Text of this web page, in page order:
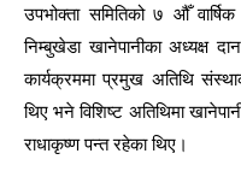
उपभोक्ता समितिको ७ औँ
निम्बुखेडा खानेपानीका अध्यक्ष
कार्यक्रममा प्रमुख अतिथि
थिए भने विशिष्ट अतिथिमा
राधाकृष्ण पन्त रहेका थिए।